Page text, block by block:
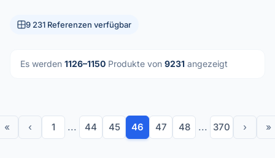
9 231 Referenzen verfügbar
Es werden 1126–1150 Produkte von 9231 angezeigt
« ‹ 1 ... 44 45 46 47 48 ... 370 › »